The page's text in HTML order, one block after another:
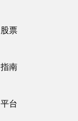
股票
指南
平台